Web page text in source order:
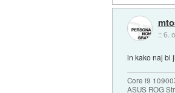
::6.
in kako naj bi
Core i9
ASUS ROG